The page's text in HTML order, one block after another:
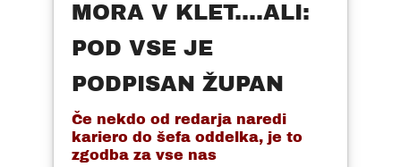
MORA V KLET....ALI:
POD VSE JE
PODPISAN ŽUPAN
Če nekdo od redarja naredi
kariero do šefa oddelka, je to
zgodba za vse nas